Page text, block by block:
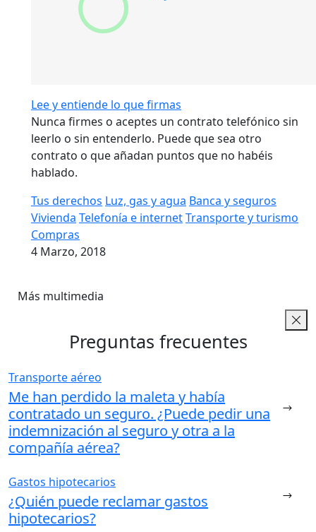
Lee y entiende lo que firmas
Nunca firmes o aceptes un contrato telefónico sin
leerlo o sin entenderlo. Puede que sea otro
contrato o que añadan puntos que no habéis
hablado.
Tus derechos Luz, gas y agua Banca y seguros
Vivienda Telefonía e internetTransporte y turismo
Compras
4 Marzo, 2018
Más multimedia
Preguntas frecuentes
Transporte aéreo
Me han perdido la maleta y había
contratado un seguro. ¿Puede pedir una
indemnización al seguro y otra a la
compañía aérea?
Gastos hipotecarios
¿Quién puede reclamar gastos
hipotecarios?